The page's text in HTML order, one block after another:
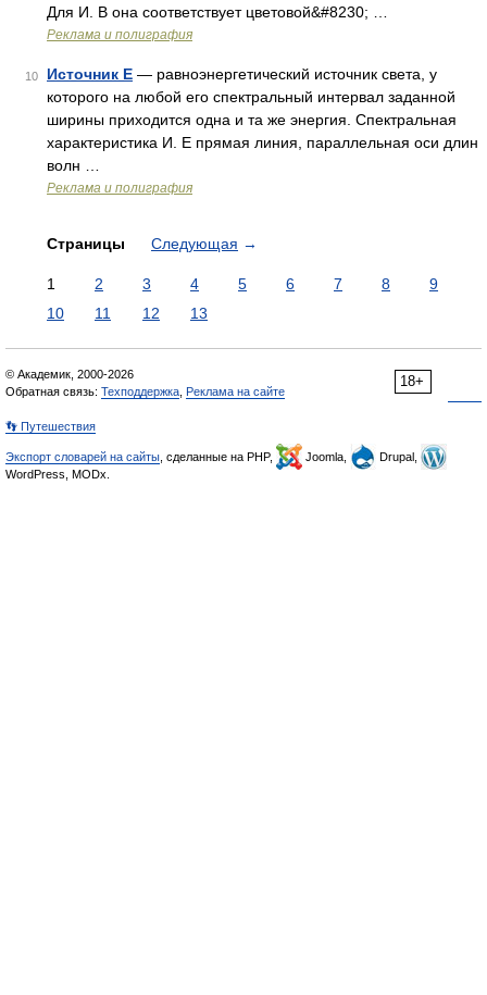
Для И. В она соответствует цветовой&#8230; …
Реклама и полиграфия
10 Источник Е — равноэнергетический источник света, у
которого на любой его спектральный интервал заданной
ширины приходится одна и та же энергия. Спектральная
характеристика И. Е прямая линия, параллельная оси длин
волн …
Реклама и полиграфия
Страницы Следующая →
1 2 3 4 5 6 7 8
9
10
11 12 13
18+
© Академик, 2000-2026
Обратная связь: Техподдержка Реклама на сайте
👣 Путешествия
Экспорт словарей на сайты , сделанные на PHP, Joomla,
Drupal,
WordPress, MODx.